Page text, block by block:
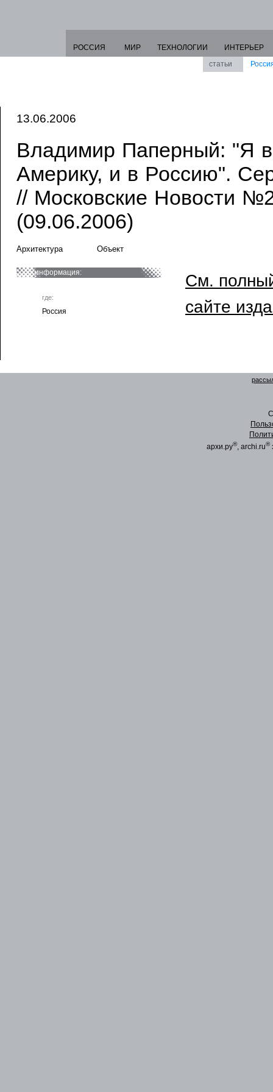
РОССИЯ МИР ТЕХНОЛОГИИ
ИНТЕРЬЕР
статьи
13.06.2006
Владимир Паперный: "Я
Америку, и в Россию".
// Московские Новости
(09.06.2006)
Архитектура Объект
информация:
где:
Россия
См.
сайте
архи.ру®, archi.ru®